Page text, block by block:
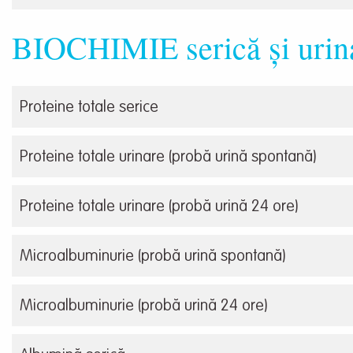
BIOCHIMIE serică și
Proteine totale serice
Proteine totale urinare (probă urină spontană)
Proteine totale urinare (probă urină 24 ore)
Microalbuminurie (probă urină spontană)
Microalbuminurie (probă urină 24 ore)